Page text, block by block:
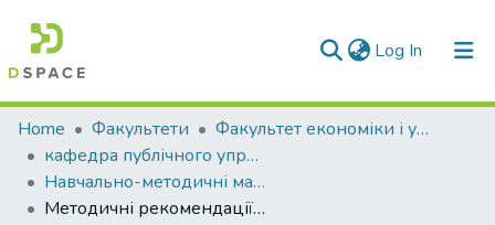
Log In (current)
Communities & Collections
All of DSpace
Statistics
Home Факультети
Факультет економіки і управління
кафедра публічного управління, менеджменту та маркетингу
Навчально-методичні матеріали (КПУММ)
Методичні рекомендації до підготовки і захисту кваліфікаційної роботи бакалавра (для здобувачів денної та заочної форми навчання спеціальності 073 «Менеджмент»)